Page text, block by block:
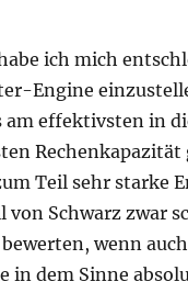
ich mich
Engine
am effektivsten in
Teil sehr starke
Schwarz zwar
wenn
dem Sinne